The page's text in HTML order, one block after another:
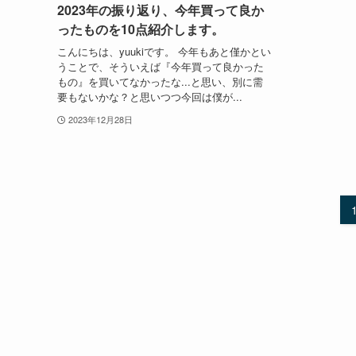
2023年の振り返り、今年買って良か
ったものを10点紹介します。
こんにちは、yuukiです。 今年もあと僅かとい
うことで、そういえば『今年買って良かった
もの』を買いてなかったな...と思い、別に需
要もないかな？と思いつつ今回は僕が...
2023年12月28日
1